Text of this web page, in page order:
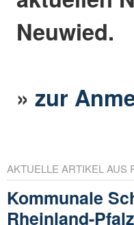
Neuwied.
»zur
AKTUELLE ARTIKEL AUS
Kommunale
Rheinland-